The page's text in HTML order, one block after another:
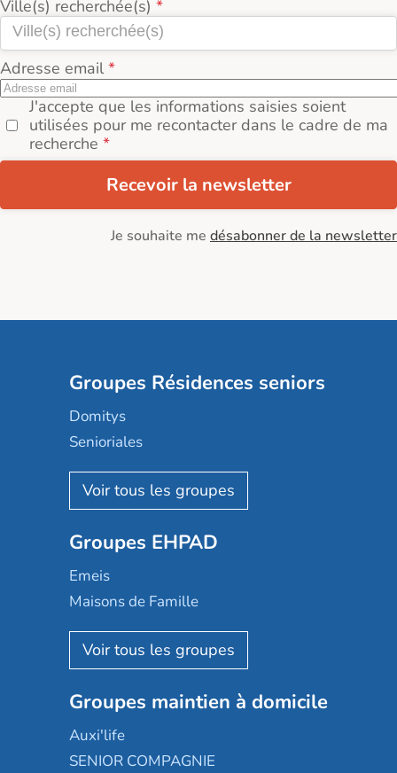
Ville(s) recherchée(s)
Adresse email
J'accepte que les informations saisies soient
utilisées pour me recontacter dans le cadre de ma
recherche
Recevoir la newsletter
Je souhaite me désabonner de la newsletter
Groupes Résidences seniors
Domitys
Senioriales
Nohée
Les Résidentiels
Mobicap
Domusvi
Happy Senior
Aquarelia
Nexity edenea
Les jardins d'Arcadie
Occitalia
Appartseniors
Groupes EHPAD
Emeis
Maisons de Famille
Korian
Emera
Groupe SOS
Le Noble Âge
Almage
Groupes maintien à domicile
Auxi'life
SENIOR COMPAGNIE